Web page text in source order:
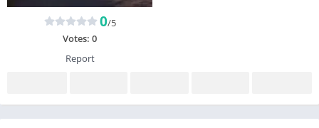
0/5
Votes: 0
Report